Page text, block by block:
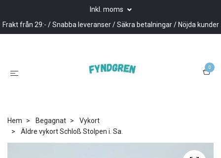
Inkl. moms
Frakt från 29:- / Snabba leveranser / Säkra betalningar / Nöjda kunder
0
Hem Begagnat
Vykort
Äldre vykort Schloß Stolpen i. Sa.